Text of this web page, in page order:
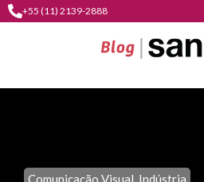
+55 (11) 2139-2888
Comunicação Visual, Indústria